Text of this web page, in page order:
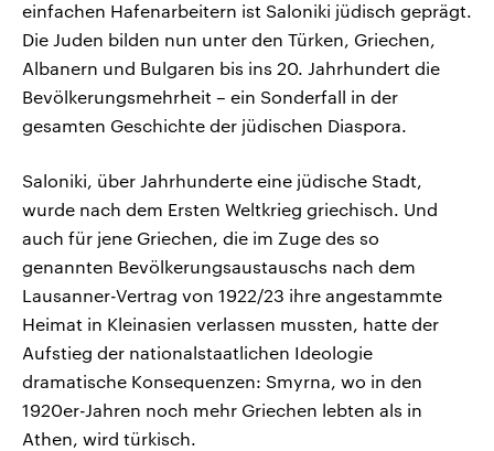
einfachen Hafenarbeitern ist Saloniki jüdisch geprägt.
Die Juden bilden nun unter den Türken, Griechen,
Albanern und Bulgaren bis ins 20. Jahrhundert die
Bevölkerungsmehrheit – ein Sonderfall in der
gesamten Geschichte der jüdischen Diaspora.
Saloniki, über Jahrhunderte eine jüdische Stadt,
wurde nach dem Ersten Weltkrieg griechisch. Und
auch für jene Griechen, die im Zuge des so
genannten Bevölkerungsaustauschs nach dem
Lausanner-Vertrag von 1922/23 ihre angestammte
Heimat in Kleinasien verlassen mussten, hatte der
Aufstieg der nationalstaatlichen Ideologie
dramatische Konsequenzen: Smyrna, wo in den
1920er-Jahren noch mehr Griechen lebten als in
Athen, wird türkisch.